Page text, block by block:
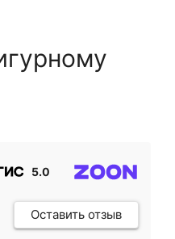
5.0
Оставить отзыв